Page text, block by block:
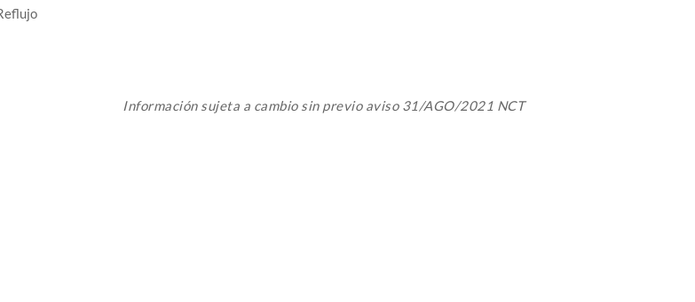
Información sujeta a cambio sin previo aviso 31/AGO/2021 NCT